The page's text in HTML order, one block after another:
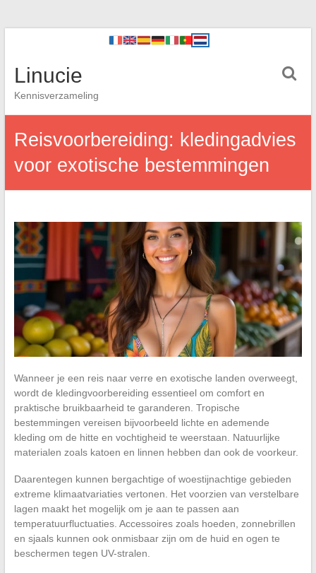
Linucie
Kennisverzameling
Reisvoorbereiding: kledingadvies
voor exotische bestemmingen
Wanneer je een reis naar verre en exotische landen overweegt,
wordt de kledingvoorbereiding essentieel om comfort en
praktische bruikbaarheid te garanderen. Tropische
bestemmingen vereisen bijvoorbeeld lichte en ademende
kleding om de hitte en vochtigheid te weerstaan. Natuurlijke
materialen zoals katoen en linnen hebben dan ook de voorkeur.
Daarentegen kunnen bergachtige of woestijnachtige gebieden
extreme klimaatvariaties vertonen. Het voorzien van verstelbare
lagen maakt het mogelijk om je aan te passen aan
temperatuurfluctuaties. Accessoires zoals hoeden, zonnebrillen
en sjaals kunnen ook onmisbaar zijn om de huid en ogen te
beschermen tegen UV-stralen.